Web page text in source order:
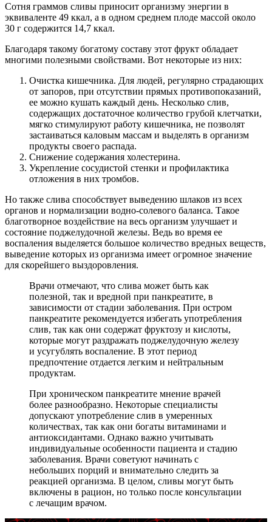
Сотня граммов сливы приносит организму энергии в
эквиваленте 49 ккал, а в одном среднем плоде массой около
30 г содержится 14,7 ккал.
Благодаря такому богатому составу этот фрукт обладает
многими полезными свойствами. Вот некоторые из них:
Очистка кишечника. Для людей, регулярно страдающих
от запоров, при отсутствии прямых противопоказаний,
ее можно кушать каждый день. Несколько слив,
содержащих достаточное количество грубой клетчатки,
мягко стимулируют работу кишечника, не позволят
застаиваться каловым массам и выделять в организм
продукты своего распада.
Снижение содержания холестерина.
Укрепление сосудистой стенки и профилактика
отложения в них тромбов.
Но также слива способствует выведению шлаков из всех
органов и нормализации водно-солевого баланса. Такое
благотворное воздействие на весь организм улучшает и
состояние поджелудочной железы. Ведь во время ее
воспаления выделяется большое количество вредных веществ,
выведение которых из организма имеет огромное значение
для скорейшего выздоровления.
Врачи отмечают, что слива может быть как
полезной, так и вредной при панкреатите, в
зависимости от стадии заболевания. При остром
панкреатите рекомендуется избегать употребления
слив, так как они содержат фруктозу и кислоты,
которые могут раздражать поджелудочную железу
и усугублять воспаление. В этот период
предпочтение отдается легким и нейтральным
продуктам.
При хроническом панкреатите мнение врачей
более разнообразно. Некоторые специалисты
допускают употребление слив в умеренных
количествах, так как они богаты витаминами и
антиоксидантами. Однако важно учитывать
индивидуальные особенности пациента и стадию
заболевания. Врачи советуют начинать с
небольших порций и внимательно следить за
реакцией организма. В целом, сливы могут быть
включены в рацион, но только после консультации
с лечащим врачом.